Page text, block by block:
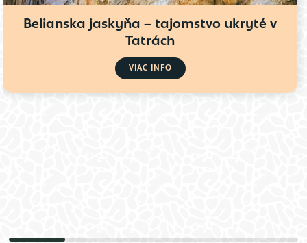
Belianska jaskyňa – tajomstvo ukryté v
Tatrách
VIAC INFO